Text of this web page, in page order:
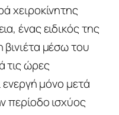
χειροκίνητης
ένας ειδικός της
μέσω του
τις ώρες
ενεργή μόνο μετά
περίοδο ισχύος